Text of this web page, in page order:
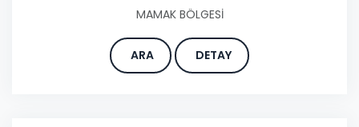
MAMAK BÖLGESİ
ARA DETAY